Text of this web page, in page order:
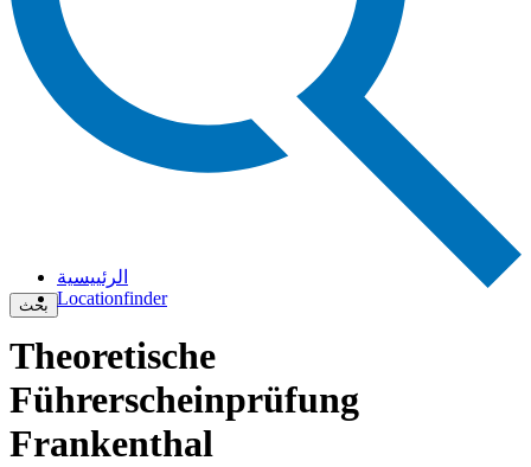
بحث
الرئييسية
Locationfinder
Theoretische
Führerscheinprüfung
Frankenthal